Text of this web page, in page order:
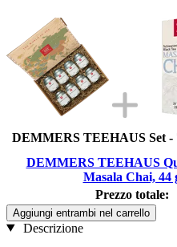
DEMMERS TEEHAUS Set -
DEMMERS TEEHAUS
Masala Chai, 44
Prezzo totale:
Aggiungi entrambi nel carrello
Descrizione